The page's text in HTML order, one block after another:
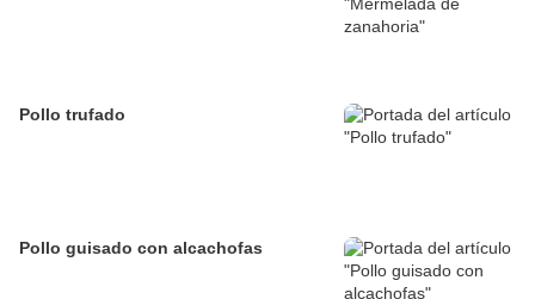
Pollo trufado
Pollo guisado con alcachofas